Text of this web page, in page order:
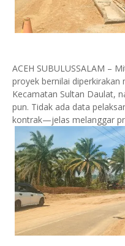
ACEH SUBULUSSALAM –
proyek bernilai
Kecamatan Sultan Daulat,
pun. Tidak ada data
kontrak—jelas melanggar